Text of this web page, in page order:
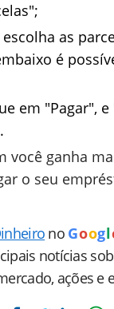
escolha as
é
em "Pagar",
você ganha
o seu
no Goog l
notícias
ações e